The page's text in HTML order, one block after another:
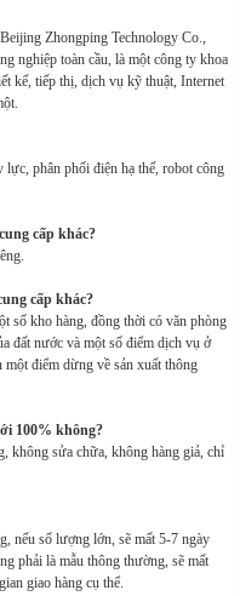
Zhongping Technology Co.,
nghiệp toàn cầu, là một công ty khoa
kế, tiếp thị, dịch vụ kỹ thuật, Internet
phân phối điện hạ thế, robot công
cấp khác?
cấp khác?
số kho hàng, đồng thời có văn phòng
đất nước và một số điểm dịch vụ ở
điểm dừng về sản xuất thông
100% không?
không sửa chữa, không hàng giả, chỉ
nếu số lượng lớn, sẽ mất 5-7 ngày
phải là mẫu thông thường, sẽ mất
giao hàng cụ thể.